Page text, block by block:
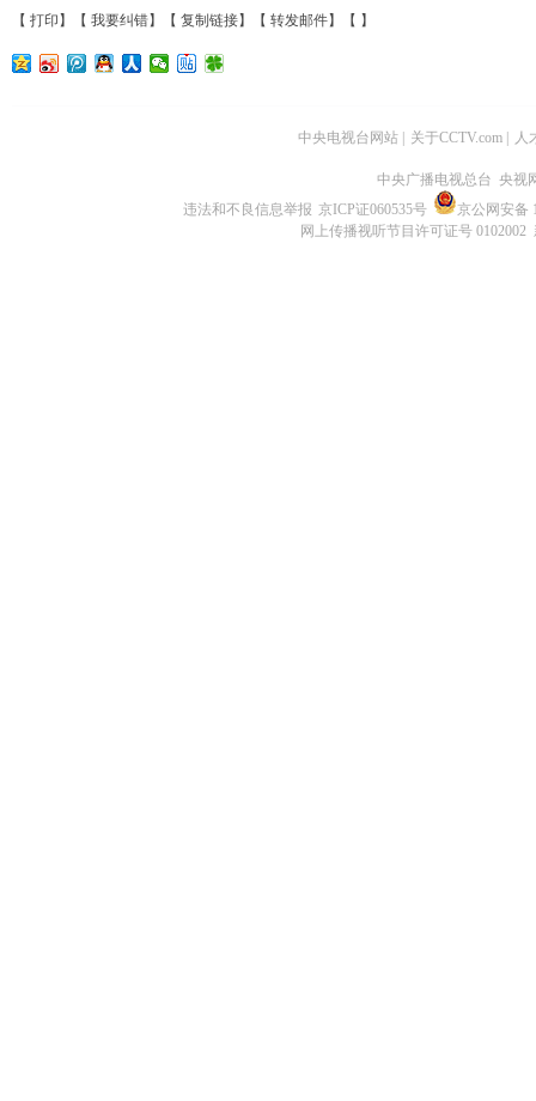
【 打印 】【 我要纠错】【 复制链接】【 转发邮件】【 】
中央电视台网站 关于CCTV.com 人
中央广播电视总台 央视
违法和不良信息举报 京ICP证060535号
京公网安备
网上传播视听节目许可证号 0102002